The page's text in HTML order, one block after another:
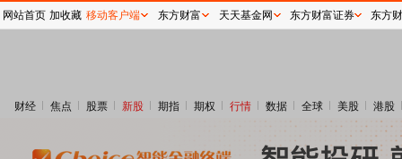
财经 焦点 股票 新股 期指 期权 行情 数据 全球 美股 港股
网站首页 加收藏 移动客户端 东方财富 天天基金网 东方财富证券 东方